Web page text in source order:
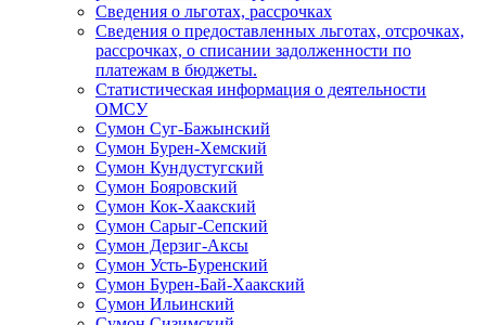
Сведения о льготах, рассрочках
Сведения о предоставленных льготах, отсрочках,
рассрочках, о списании задолженности по
платежам в бюджеты.
Статистическая информация о деятельности
ОМСУ
Сумон Суг-Бажынский
Сумон Бурен-Хемский
Сумон Кундустугский
Сумон Бояровский
Сумон Кок-Хаакский
Сумон Сарыг-Сепский
Сумон Дерзиг-Аксы
Сумон Усть-Буренский
Сумон Бурен-Бай-Хаакский
Сумон Ильинский